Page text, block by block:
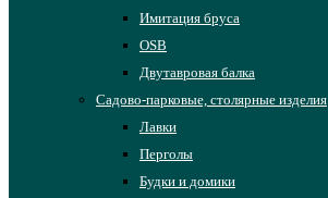
Имитация бруса
OSB
Двутавровая балка
Садово-парковые, столярные изделия
Лавки
Перголы
Будки и домики